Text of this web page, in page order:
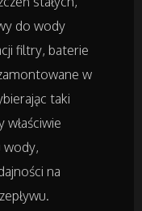
do wody
filtry, baterie
w
taki
wody,
na